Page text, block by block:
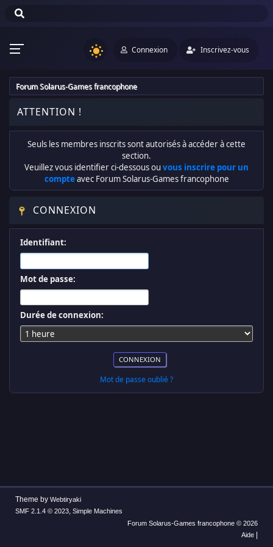
Connexion Inscrivez-vous
Forum Solarus-Games francophone
ATTENTION !
Seuls les membres inscrits sont autorisés à accéder à cette
section.
Veuillez vous identifier ci-dessous ou vous inscrire pour un
compteavec Forum Solarus-Games francophone
CONNEXION
Identifiant:
Mot de passe:
Durée de connexion:
Mot de passe oublié ?
Theme by Webtiryaki
SMF 2.1.4 © 2023, Simple Machines
Forum Solarus-Games francophone © 2026
Aide